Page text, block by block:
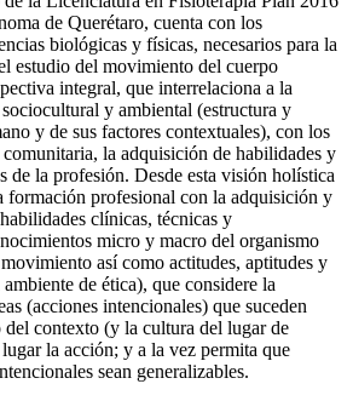
de Querétaro, cuenta con los
biológicas y físicas, necesarios para la
estudio del movimiento del cuerpo
integral, que interrelaciona a la
y ambiental (estructura y
y de sus factores contextuales), con los
la adquisición de habilidades y
de la profesión. Desde esta visión holística
formación profesional con la adquisición y
clínicas, técnicas y
micro y macro del organismo
así como actitudes, aptitudes y
de ética), que considere la
(acciones intencionales) que suceden
del contexto (y la cultura del lugar de
la acción; y a la vez permita que
sean generalizables.